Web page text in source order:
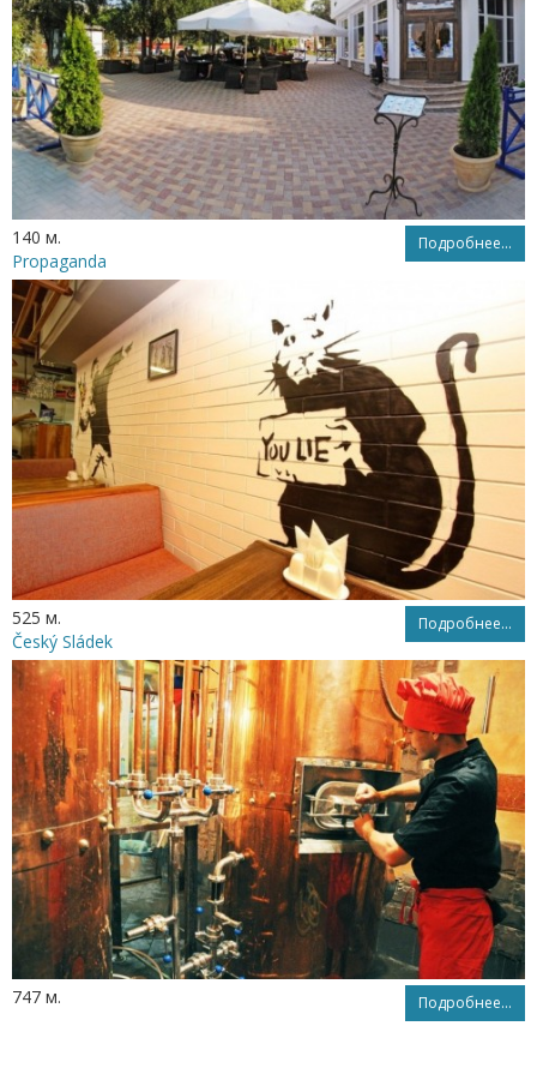
140 м. Подробнее...
Propaganda
525 м. Подробнее...
Český Sládek
747 м. Подробнее...